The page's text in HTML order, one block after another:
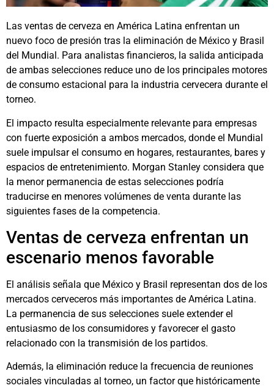
Las ventas de cerveza en América Latina enfrentan un
nuevo foco de presión tras la eliminación de México y Brasil
del Mundial. Para analistas financieros, la salida anticipada
de ambas selecciones reduce uno de los principales motores
de consumo estacional para la industria cervecera durante el
torneo.
El impacto resulta especialmente relevante para empresas
con fuerte exposición a ambos mercados, donde el Mundial
suele impulsar el consumo en hogares, restaurantes, bares y
espacios de entretenimiento. Morgan Stanley considera que
la menor permanencia de estas selecciones podría
traducirse en menores volúmenes de venta durante las
siguientes fases de la competencia.
Ventas de cerveza enfrentan un
escenario menos favorable
El análisis señala que México y Brasil representan dos de los
mercados cerveceros más importantes de América Latina.
La permanencia de sus selecciones suele extender el
entusiasmo de los consumidores y favorecer el gasto
relacionado con la transmisión de los partidos.
Además, la eliminación reduce la frecuencia de reuniones
sociales vinculadas al torneo, un factor que históricamente